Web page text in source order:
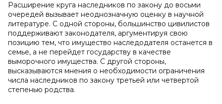
Расширение круга наследников по закону до восьми
очередей вызывает неоднозначную оценку в научной
литературе. С одной стороны, большинство цивилистов
поддерживают законодателя, аргументируя свою
позицию тем, что имущество наследодателя останется в
семье, а не перейдет государству в качестве
выморочного имущества. С другой стороны,
высказываются мнения о необходимости ограничения
числа наследников по закону третьей или четвертой
степенью родства.